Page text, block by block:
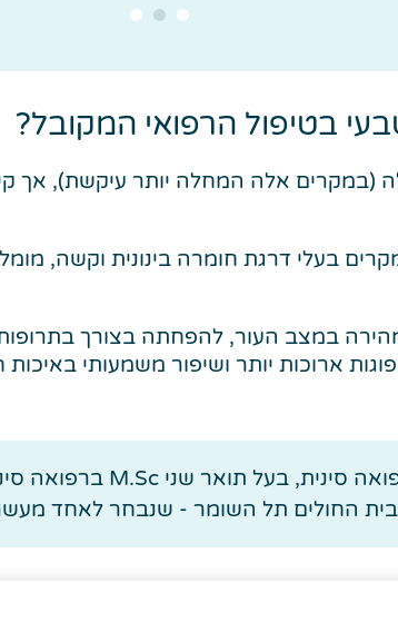
בטיפול הרפואי המקובל?
(במקרים אלה המחלה יותר עיקשת),
בעלי דרגת חומרה בינונית וקשה,
במצב העור, להפחתה בצורך
ארוכות יותר ושיפור משמעותי באיכות
החולים תל השומר - שנבחר לאחד